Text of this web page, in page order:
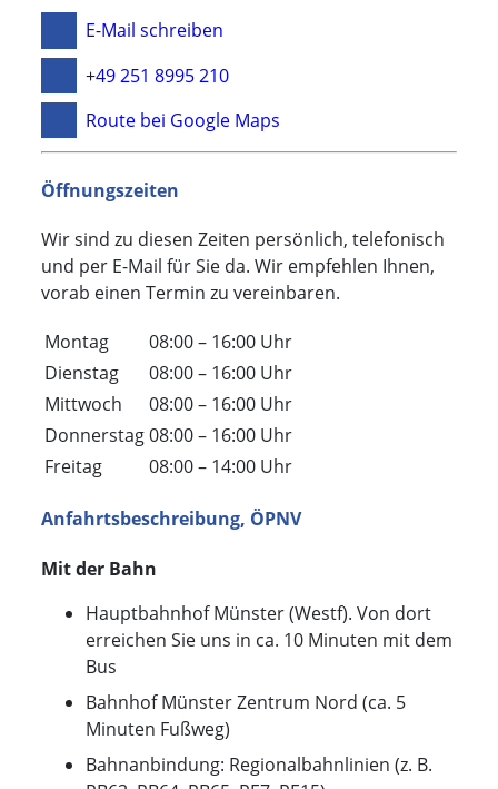
E-Mail schreiben
+49 251 8995 210
Route bei Google Maps
Öffnungszeiten
Wir sind zu diesen Zeiten persönlich, telefonisch
und per E-Mail für Sie da. Wir empfehlen Ihnen,
vorab einen Termin zu vereinbaren.
Montag
08:00 – 16:00 Uhr
Dienstag
08:00 – 16:00 Uhr
Mittwoch
08:00 – 16:00 Uhr
Donnerstag08:00 – 16:00 Uhr
Freitag
08:00 – 14:00 Uhr
Anfahrtsbeschreibung, ÖPNV
Mit der Bahn
Hauptbahnhof Münster (Westf). Von dort
erreichen Sie uns in ca. 10 Minuten mit dem
Bus
Bahnhof Münster Zentrum Nord (ca. 5
Minuten Fußweg)
Bahnanbindung: Regionalbahnlinien (z. B.